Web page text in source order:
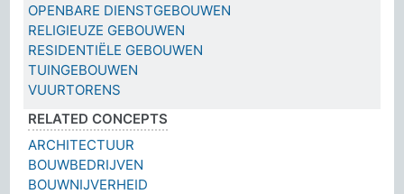
OPENBARE DIENSTGEBOUWEN
RELIGIEUZE GEBOUWEN
RESIDENTIËLE GEBOUWEN
TUINGEBOUWEN
VUURTORENS
RELATED CONCEPTS
ARCHITECTUUR
BOUWBEDRIJVEN
BOUWNIJVERHEID